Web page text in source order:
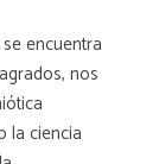
encuentra
nos
la ciencia